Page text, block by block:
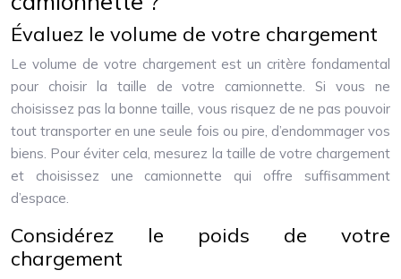
Évaluez le volume de votre chargement
Le volume de votre chargement est un critère fondamental
pour choisir la taille de votre camionnette. Si vous ne
choisissez pas la bonne taille, vous risquez de ne pas pouvoir
tout transporter en une seule fois ou pire, d’endommager vos
biens. Pour éviter cela, mesurez la taille de votre chargement
et choisissez une camionnette qui offre suffisamment
d’espace.
Considérez le poids de votre
chargement